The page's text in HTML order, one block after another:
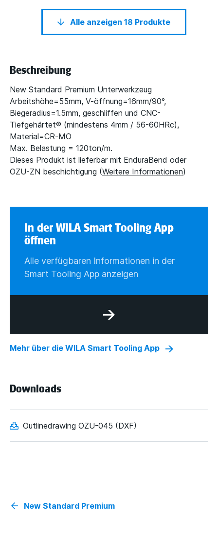
Alle anzeigen 18 Produkte
Beschreibung
New Standard Premium Unterwerkzeug
Arbeitshöhe=55mm, V-öffnung=16mm/90°,
Biegeradius=1.5mm, geschliffen und CNC-
Tiefgehärtet® (mindestens 4mm / 56-60HRc),
Material=CR-MO
Max. Belastung = 120ton/m.
Dieses Produkt ist lieferbar mit EnduraBend oder
OZU-ZN beschichtigung (Weitere Informationen)
In der WILA Smart Tooling App
öffnen
Alle verfügbaren Informationen in der
Smart Tooling App anzeigen
Mehr über die WILA Smart Tooling App
Downloads
Outlinedrawing OZU-045 (DXF)
New Standard Premium